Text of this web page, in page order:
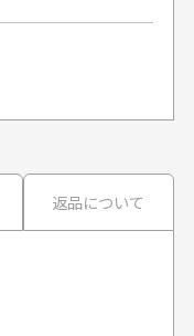
30代男性
返品について